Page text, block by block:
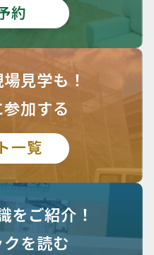
約
見学も！
加する
一覧
をご紹介！
を読む